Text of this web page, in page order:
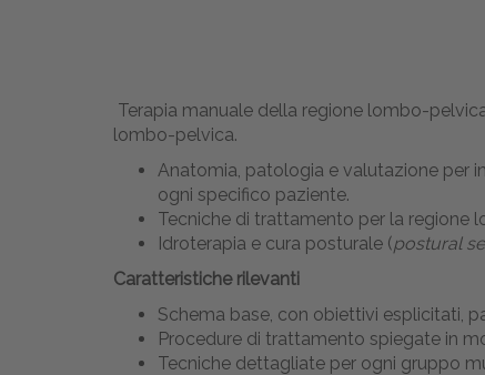
Terapia manuale della regione lombo-
lombo-pelvica.
Anatomia, patologia e valutazione per
ogni specifico paziente.
Tecniche di trattamento per la regione
Idroterapia e cura posturale (postural
Caratteristiche rilevanti
Schema base, con obiettivi esplicitati,
Procedure di trattamento spiegate in
Tecniche dettagliate per ogni gruppo